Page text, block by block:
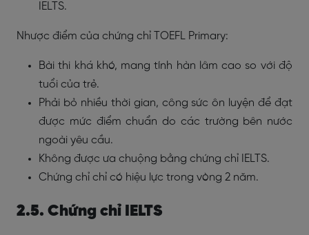
IELTS.
Nhược điểm của chứng chỉ TOEFL Primary:
Bài thi khá khó, mang tính hàn lâm cao so với độ
tuổi của trẻ.
Phải bỏ nhiều thời gian, công sức ôn luyện để đạt
được mức điểm chuẩn do các trường bên nước
ngoài yêu cầu.
Không được ưa chuộng bằng chứng chỉ IELTS.
Chứng chỉ chỉ có hiệu lực trong vòng 2 năm.
2.5. Chứng chỉ IELTS